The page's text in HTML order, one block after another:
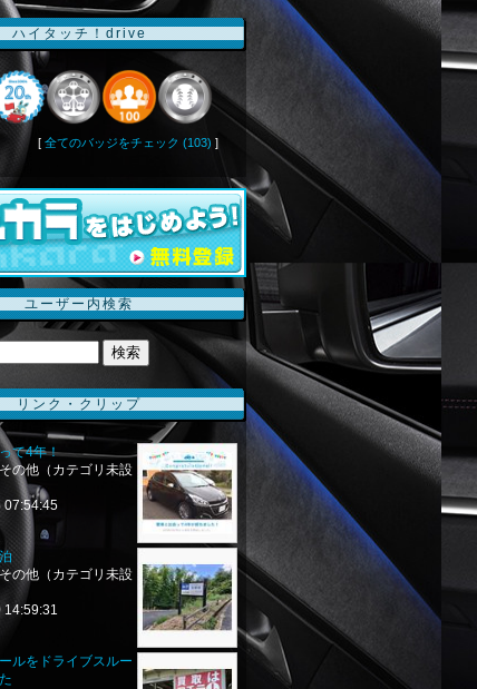
ハイタッチ！drive
[ 全てのバッジをチェック (103) ]
ユーザー内検索
リンク・クリップ
て4年！
の他（カテゴリ未設
07:54:45
の他（カテゴリ未設
14:59:31
ルをドライブスルー